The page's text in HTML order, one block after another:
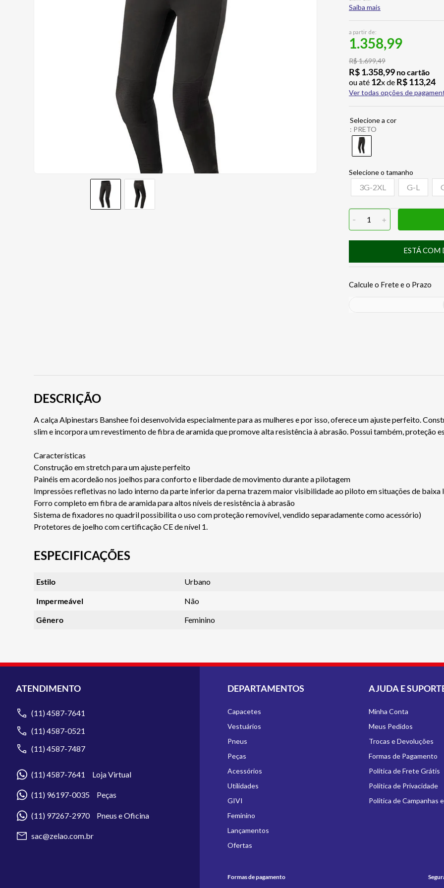
Saiba mais
a partir de:
1.358,99
R$1.699,49
R$1.358,99 no cartão
ou até 12x de R$113,24
Ver todas opções de
: PRETO
3G-2XL G-L
- 1 +
ESTÁ COM
DESCRIÇÃO
A calça Alpinestars Banshee foi desenvolvida especialmente para as mulheres e por isso, oferece um ajuste perfeito.
slim e incorpora um revestimento de fibra de aramida que promove alta resistência à abrasão. Possui também, proteção
Características
Construção em stretch para um ajuste perfeito
Painéis em acordeão nos joelhos para conforto e liberdade de movimento durante a pilotagem
Impressões refletivas no lado interno da parte inferior da perna trazem maior visibilidade ao piloto em situações de baixa
Forro completo em fibra de aramida para altos níveis de resistência à abrasão
Sistema de fixadores no quadril possibilita o uso com proteção removível, vendido separadamente como acessório)
Protetores de joelho com certificação CE de nível 1.
ESPECIFICAÇÕES
Estilo Urbano
Impermeável Não
Gênero Feminino
ATENDIMENTO
(11) 4587-7641
(11) 4587-0521
(11) 4587-7487
(11) 4587-7641 Loja Virtual
(11) 96197-0035 Peças
(11) 97267-2970 Pneus e Oficina
sac@zelao.com.br
DEPARTAMENTOS
Capacetes
Vestuários
Pneus
Peças
Acessórios
Utilidades
GIVI
Feminino
Lançamentos
Ofertas
AJUDA E
Minha Conta
Meus Pedidos
Trocas e Devoluções
Formas de Pagamento
Política de Frete Grátis
Política de Privacidade
Política de Campanhas
Formas de pagamento
CALÇA
BOTAS